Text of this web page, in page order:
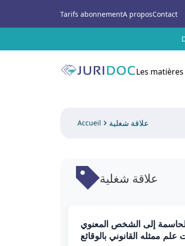
Tarifs abonnementA proposContact
Les
Accueil علاقة شغلية
علاقة شغلية
10/11/2025 : توجيه اليمين الحاسمة إلى الشخص المعنوي
ممثله القانوني بالوقائع